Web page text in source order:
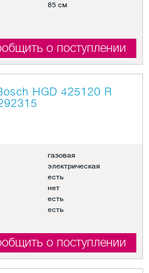
85 см
о поступлении
HGD 425120 R
газовая
электрическая
есть
нет
есть
есть
о поступлении